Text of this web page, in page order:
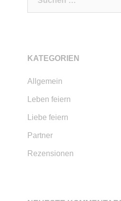
KATEGORIEN
Allgemein
Leben feiern
Liebe feiern
Partner
Rezensionen